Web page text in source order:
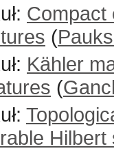
Compact
(
Kähler
(
Hilbert